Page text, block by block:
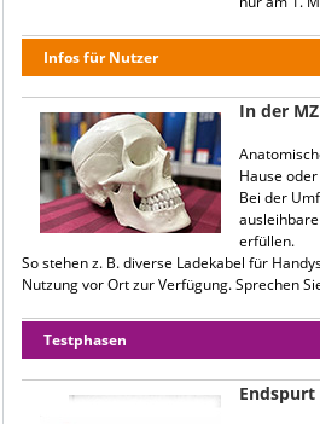
Infos für Nutzer
In der
Hause
Bei der
erfüllen.
So stehen z. B. diverse Ladekabel für
Nutzung vor Ort zur Verfügung. Sprechen
Testphasen